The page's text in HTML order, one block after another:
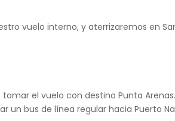
vuelo interno, y aterrizaremos en
el vuelo con destino Punta
un bus de línea regular hacia Puerto